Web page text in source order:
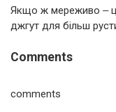
Якщо ж мереживо ‒
джгут для більш
Comments
comments